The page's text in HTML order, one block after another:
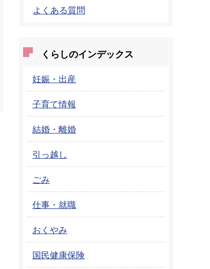
よくある質問
くらしのインデックス
妊娠・出産
子育て情報
結婚・離婚
引っ越し
ごみ
仕事・就職
おくやみ
国民健康保険